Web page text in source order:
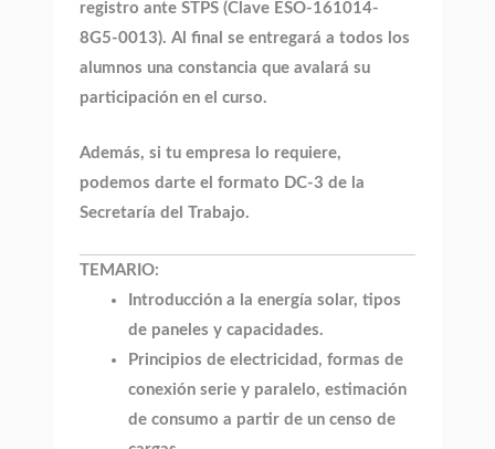
registro ante STPS (Clave ESO-161014-
8G5-0013). Al final se entregará a todos los
alumnos una constancia que avalará su
participación en el curso.
Además, si tu empresa lo requiere,
podemos darte el formato DC-3 de la
Secretaría del Trabajo.
TEMARIO:
Introducción a la energía solar, tipos
de paneles y capacidades.
Principios de electricidad, formas de
conexión serie y paralelo, estimación
de consumo a partir de un censo de